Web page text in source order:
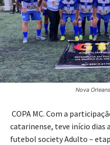
Nova
COPA MC. Com a
catarinense, teve início dias
futebol society Adulto –